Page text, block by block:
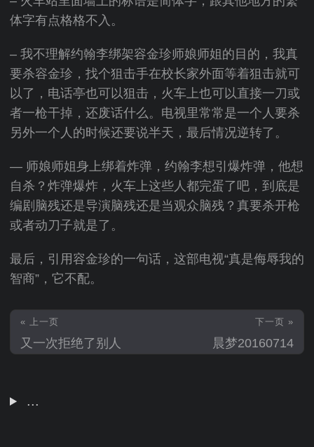
体字有点格格不入。
– 我不理解约翰李绑架容金珍师娘师姐的目的，我真
要杀容金珍，找个狙击手在校长家外面等着狙击就可
以了，电话亭也可以狙击，火车上也可以直接一刀或
者一枪干掉，还废话什么。电视里常常是一个人要杀
另外一个人的时候还要说半天，最后情况逆转了。
— 师娘师姐身上绑着炸弹，约翰李想引爆炸弹，他想
自杀？炸弹爆炸，火车上这些人都完蛋了吧，到底是
编剧脑残还是导演脑残还是当观众脑残？真要杀开枪
或者动刀子就是了。
最后，引用容金珍的一句话，这部电视“真是侮辱我的
智商”，它不配。
« 上一页
又一次拒绝了别人
下一页 »
晨梦20160714
...